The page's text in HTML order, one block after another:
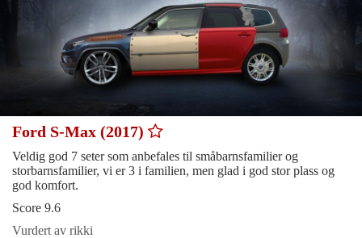
Ford S-Max (2017)
Veldig god 7 seter som anbefales til småbarnsfamilier og
storbarnsfamilier, vi er 3 i familien, men glad i god stor plass og
god komfort.
Score 9.6
Vurdert av rikki